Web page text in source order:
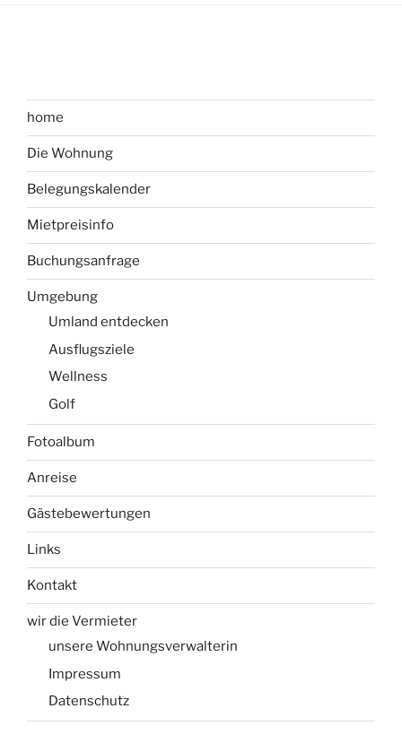
home
Die Wohnung
Belegungskalender
Mietpreisinfo
Buchungsanfrage
Umgebung
Umland entdecken
Ausflugsziele
Wellness
Golf
Fotoalbum
Anreise
Gästebewertungen
Links
Kontakt
wir die Vermieter
unsere Wohnungsverwalterin
Impressum
Datenschutz